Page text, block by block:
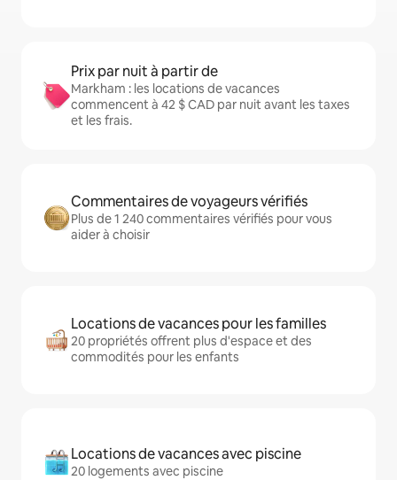
Prix par nuit à partir de
Markham : les locations de vacances
commencent à 42 $ CAD par nuit avant les taxes
et les frais.
Commentaires de voyageurs vérifiés
Plus de 1 240 commentaires vérifiés pour vous
aider à choisir
Locations de vacances pour les familles
20 propriétés offrent plus d'espace et des
commodités pour les enfants
Locations de vacances avec piscine
20 logements avec piscine